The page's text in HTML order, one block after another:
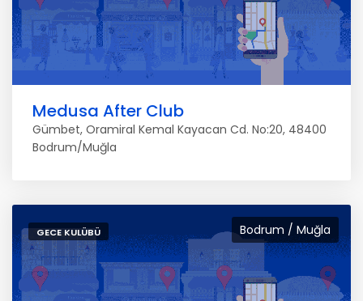
Medusa After Club
Gümbet, Oramiral Kemal Kayacan Cd. No:20, 48400
Bodrum/Muğla
Bodrum / Muğla
GECE KULÜBÜ